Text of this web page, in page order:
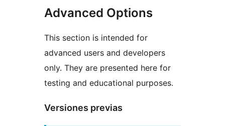
Advanced Options
This section is intended for
advanced users and developers
only. They are presented here for
testing and educational purposes.
Versiones previas